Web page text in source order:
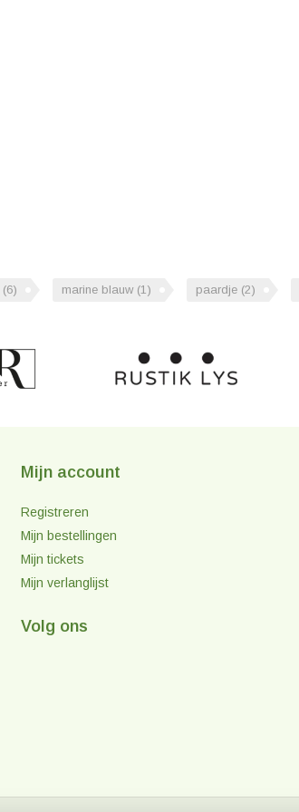
(6) marine blauw (1) paardje (2)
Mijn account
Registreren
Mijn bestellingen
Mijn tickets
Mijn verlanglijst
Volg ons